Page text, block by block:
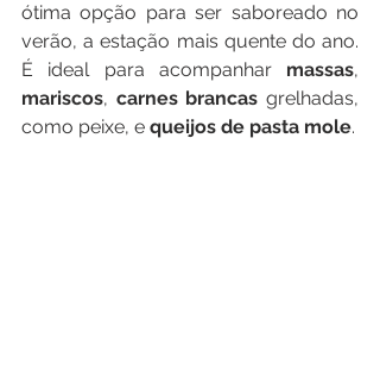
ótima opção para ser saboreado no
verão, a estação mais quente do ano.
É ideal para acompanhar massas
mariscos, carnes brancas grelhadas,
como peixe, e queijos de pasta mole.